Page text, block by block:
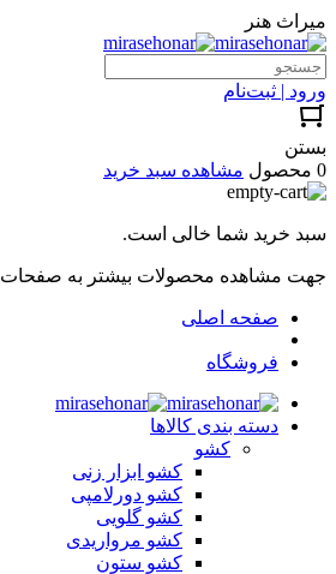
میراث هنر
ورود | ثبت‌نام
بستن
0 محصول
مشاهده سبد خرید
سبد خرید شما خالی است.
جهت مشاهده محصولات بیشتر به صفحات
صفحه اصلی
فروشگاه
دسته بندی کالاها
کشو
کشو ابزار زنی
کشو دورلامپی
کشو گلویی
کشو مرواریدی
کشو ستون